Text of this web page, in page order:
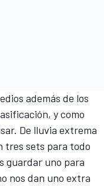
además de los
y como
De lluvia extrema
tres sets para todo
guardar uno para
nos dan uno extra